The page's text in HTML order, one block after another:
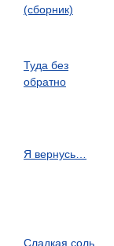
(сборник)
Туда без
обратно
Я вернусь…
Сладкая соль